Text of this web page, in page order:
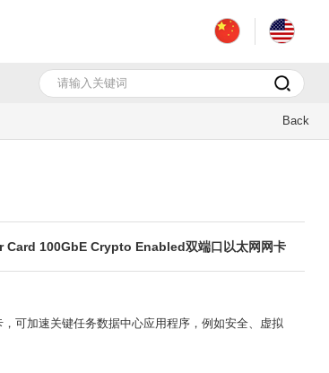
Back
100GbE Crypto Enabled双端口以太网网卡
可加速关键任务数据中心应用程序，例如安全、虚拟